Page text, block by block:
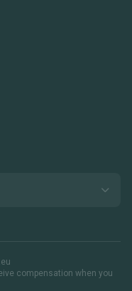
compensation when you